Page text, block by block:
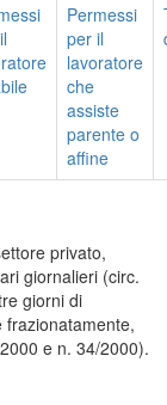
Permessi
per il
lavoratore
che
assiste
parente o
affine
privato,
giornalieri (circ.
giorni di
e n. 34/2000).